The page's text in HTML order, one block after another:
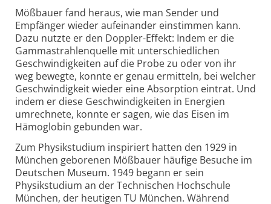
Mößbauer fand heraus, wie man Sender und
Empfänger wieder aufeinander einstimmen kann.
Dazu nutzte er den Doppler-Effekt: Indem er die
Gammastrahlenquelle mit unterschiedlichen
Geschwindigkeiten auf die Probe zu oder von ihr
weg bewegte, konnte er genau ermitteln, bei welcher
Geschwindigkeit wieder eine Absorption eintrat. Und
indem er diese Geschwindigkeiten in Energien
umrechnete, konnte er sagen, wie das Eisen im
Hämoglobin gebunden war.
Zum Physikstudium inspiriert hatten den 1929 in
München geborenen Mößbauer häufige Besuche im
Deutschen Museum. 1949 begann er sein
Physikstudium an der Technischen Hochschule
München, der heutigen TU München. Während